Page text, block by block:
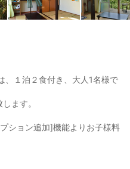
１泊２食付き、大人1名様で
ます。
ション追加]機能よりお子様料